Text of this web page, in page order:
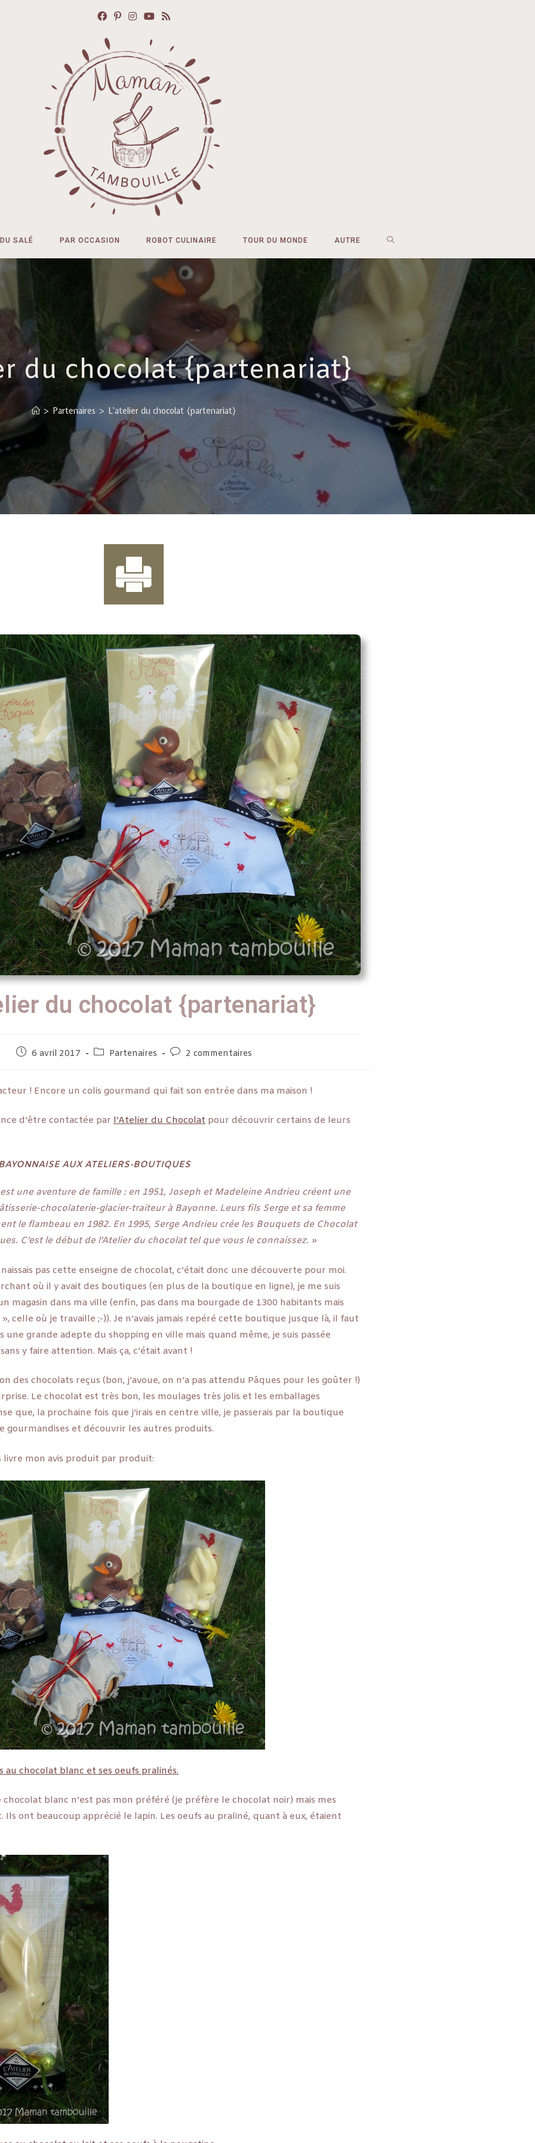
DU SALÉ PAR OCCASION ROBOT CULINAIRE TOUR DU MONDE AUTRE
du chocolat {partenariat}
> Partenaires > L’atelier du chocolat {partenariat}
du chocolat {partenariat}
6 avril 2017 Partenaires 2 commentaires
! Encore un colis gourmand qui fait son entrée dans ma maison !
d’être contactée par l’Atelier du Chocolat pour découvrir certains de leurs
AUX ATELIERS-BOUTIQUES
une aventure de famille : en 1951, Joseph et Madeleine Andrieu créent une
chocolaterie-glacier-traiteur à Bayonne. Leurs fils Serge et sa femme
le flambeau en 1982. En 1995, Serge Andrieu crée les Bouquets de Chocolat
C’est le début de l’Atelier du chocolat tel que vous le connaissez. »
pas cette enseigne de chocolat, c’était donc une découverte pour moi.
où il y avait des boutiques (en plus de la boutique en ligne), je me suis
magasin dans ma ville (enfin, pas dans ma bourgade de 1300 habitants mais
celle où je travaille ;-)). Je n’avais jamais repéré cette boutique jusque là, il faut
une grande adepte du shopping en ville mais quand même, je suis passée
y faire attention. Mais ça, c’était avant !
des chocolats reçus (bon, j’avoue, on n’a pas attendu Pâques pour les goûter !)
Le chocolat est très bon, les moulages très jolis et les emballages
que, la prochaine fois que j’irais en centre ville, je passerais par la boutique
gourmandises et découvrir les autres produits.
livre mon avis produit par produit:
au chocolat blanc et ses oeufs pralinés.
blanc n’est pas mon préféré (je préfère le chocolat noir) mais mes
ont beaucoup apprécié le lapin. Les oeufs au praliné, quant à eux, étaient